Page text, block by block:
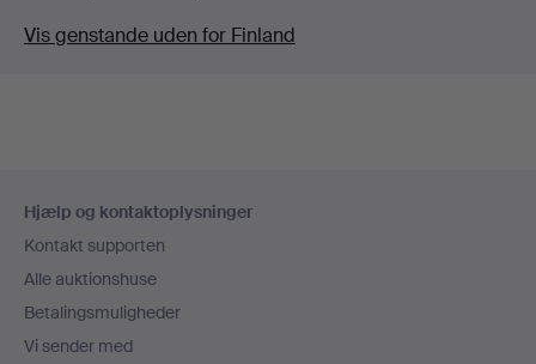
Vis genstande uden for Finland
Hjælp og kontaktoplysninger
Kontakt supporten
Alle auktionshuse
Betalingsmuligheder
Vi sender med